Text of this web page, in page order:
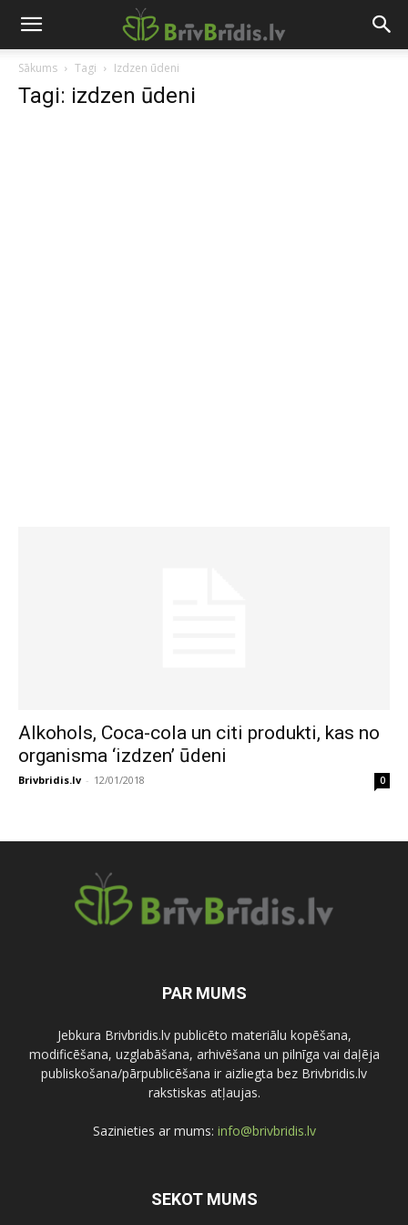
Sākums Tagi Izdzen ūdeni
Tagi: izdzen ūdeni
Alkohols, Coca-cola un citi produkti, kas no
organisma ‘izdzen’ ūdeni
Brivbridis.lv - 12/01/2018 0
PAR MUMS
Jebkura Brivbridis.lv publicēto materiālu kopēšana,
modificēšana, uzglabāšana, arhivēšana un pilnīga vai daļēja
publiskošana/pārpublicēšana ir aizliegta bez Brivbridis.lv
rakstiskas atļaujas.
Sazinieties ar mums: info@brivbridis.lv
SEKOT MUMS